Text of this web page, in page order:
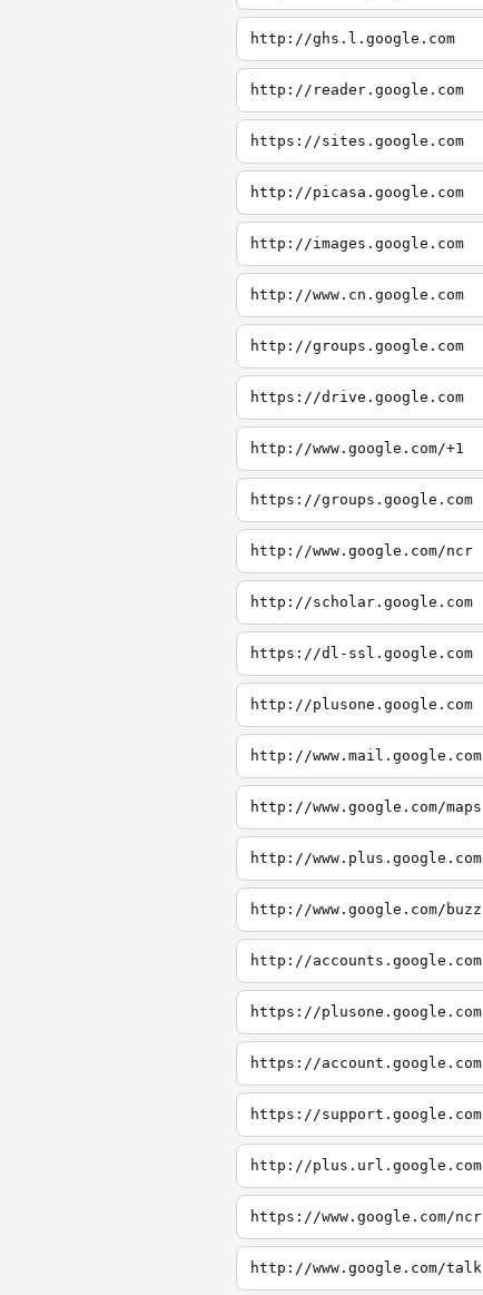
http://ghs.l.google.com
http://reader.google.com
https://sites.google.com
http://picasa.google.com
http://images.google.com
http://www.cn.google.com
http://groups.google.com
https://drive.google.com
http://www.google.com/+1
https://groups.google.com
http://www.google.com/ncr
http://scholar.google.com
https://dl-ssl.google.com
http://plusone.google.com
http://www.mail.google.com
http://www.google.com/maps
http://www.plus.google.com
http://www.google.com/buzz
http://accounts.google.com
https://plusone.google.com
https://account.google.com
https://support.google.com
http://plus.url.google.com
https://www.google.com/ncr
http://www.google.com/talk